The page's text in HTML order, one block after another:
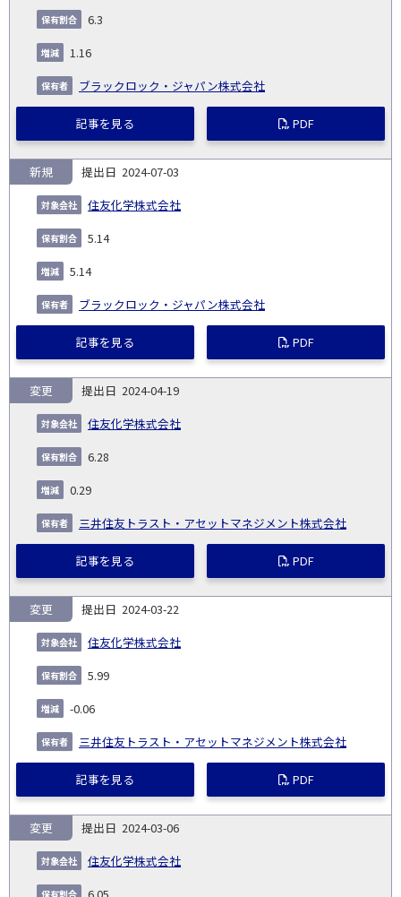
6.3
1.16
ブラックロック・ジャパン株式会社
記事を見る PDF
2024-07-03
住友化学株式会社
新規
5.14
5.14
ブラックロック・ジャパン株式会社
記事を見る PDF
2024-04-19
住友化学株式会社
変更
6.28
0.29
三井住友トラスト・アセットマネジメント株式会社
記事を見る PDF
2024-03-22
住友化学株式会社
変更
5.99
-0.06
三井住友トラスト・アセットマネジメント株式会社
記事を見る PDF
2024-03-06
住友化学株式会社
変更